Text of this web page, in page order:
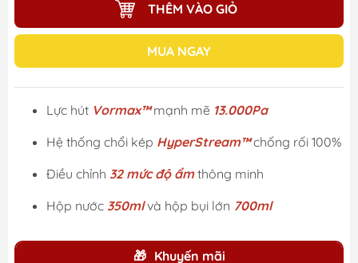
THÊM VÀO GIỎ
MUA NGAY
Lực hút Vormax™mạnh mẽ 13.000Pa
Hệ thống chổi kép HyperStream™chống rối 100%
Điều chỉnh 32 mức độ ẩmthông minh
Hộp nước 350mlvà hộp bụi lớn 700ml
Khuyến mãi